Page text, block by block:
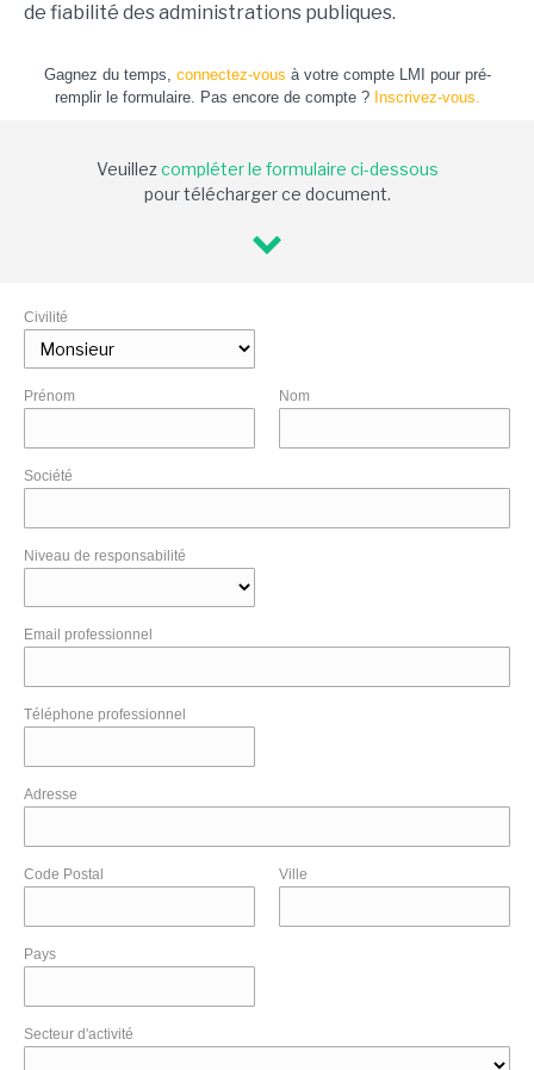
de fiabilité des administrations publiques.
Gagnez du temps, connectez-vous à votre compte LMI pour pré-
remplir le formulaire. Pas encore de compte ? Inscrivez-vous.
Veuillezcompléter le formulaire ci-dessous
pour télécharger ce document.
Civilité
Prénom Nom
Société
Niveau de responsabilité
Email professionnel
Téléphone professionnel
Adresse
Code Postal Ville
Pays
Secteur d'activité